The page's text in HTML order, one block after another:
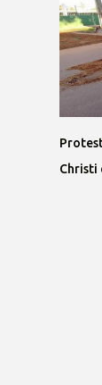
Christi